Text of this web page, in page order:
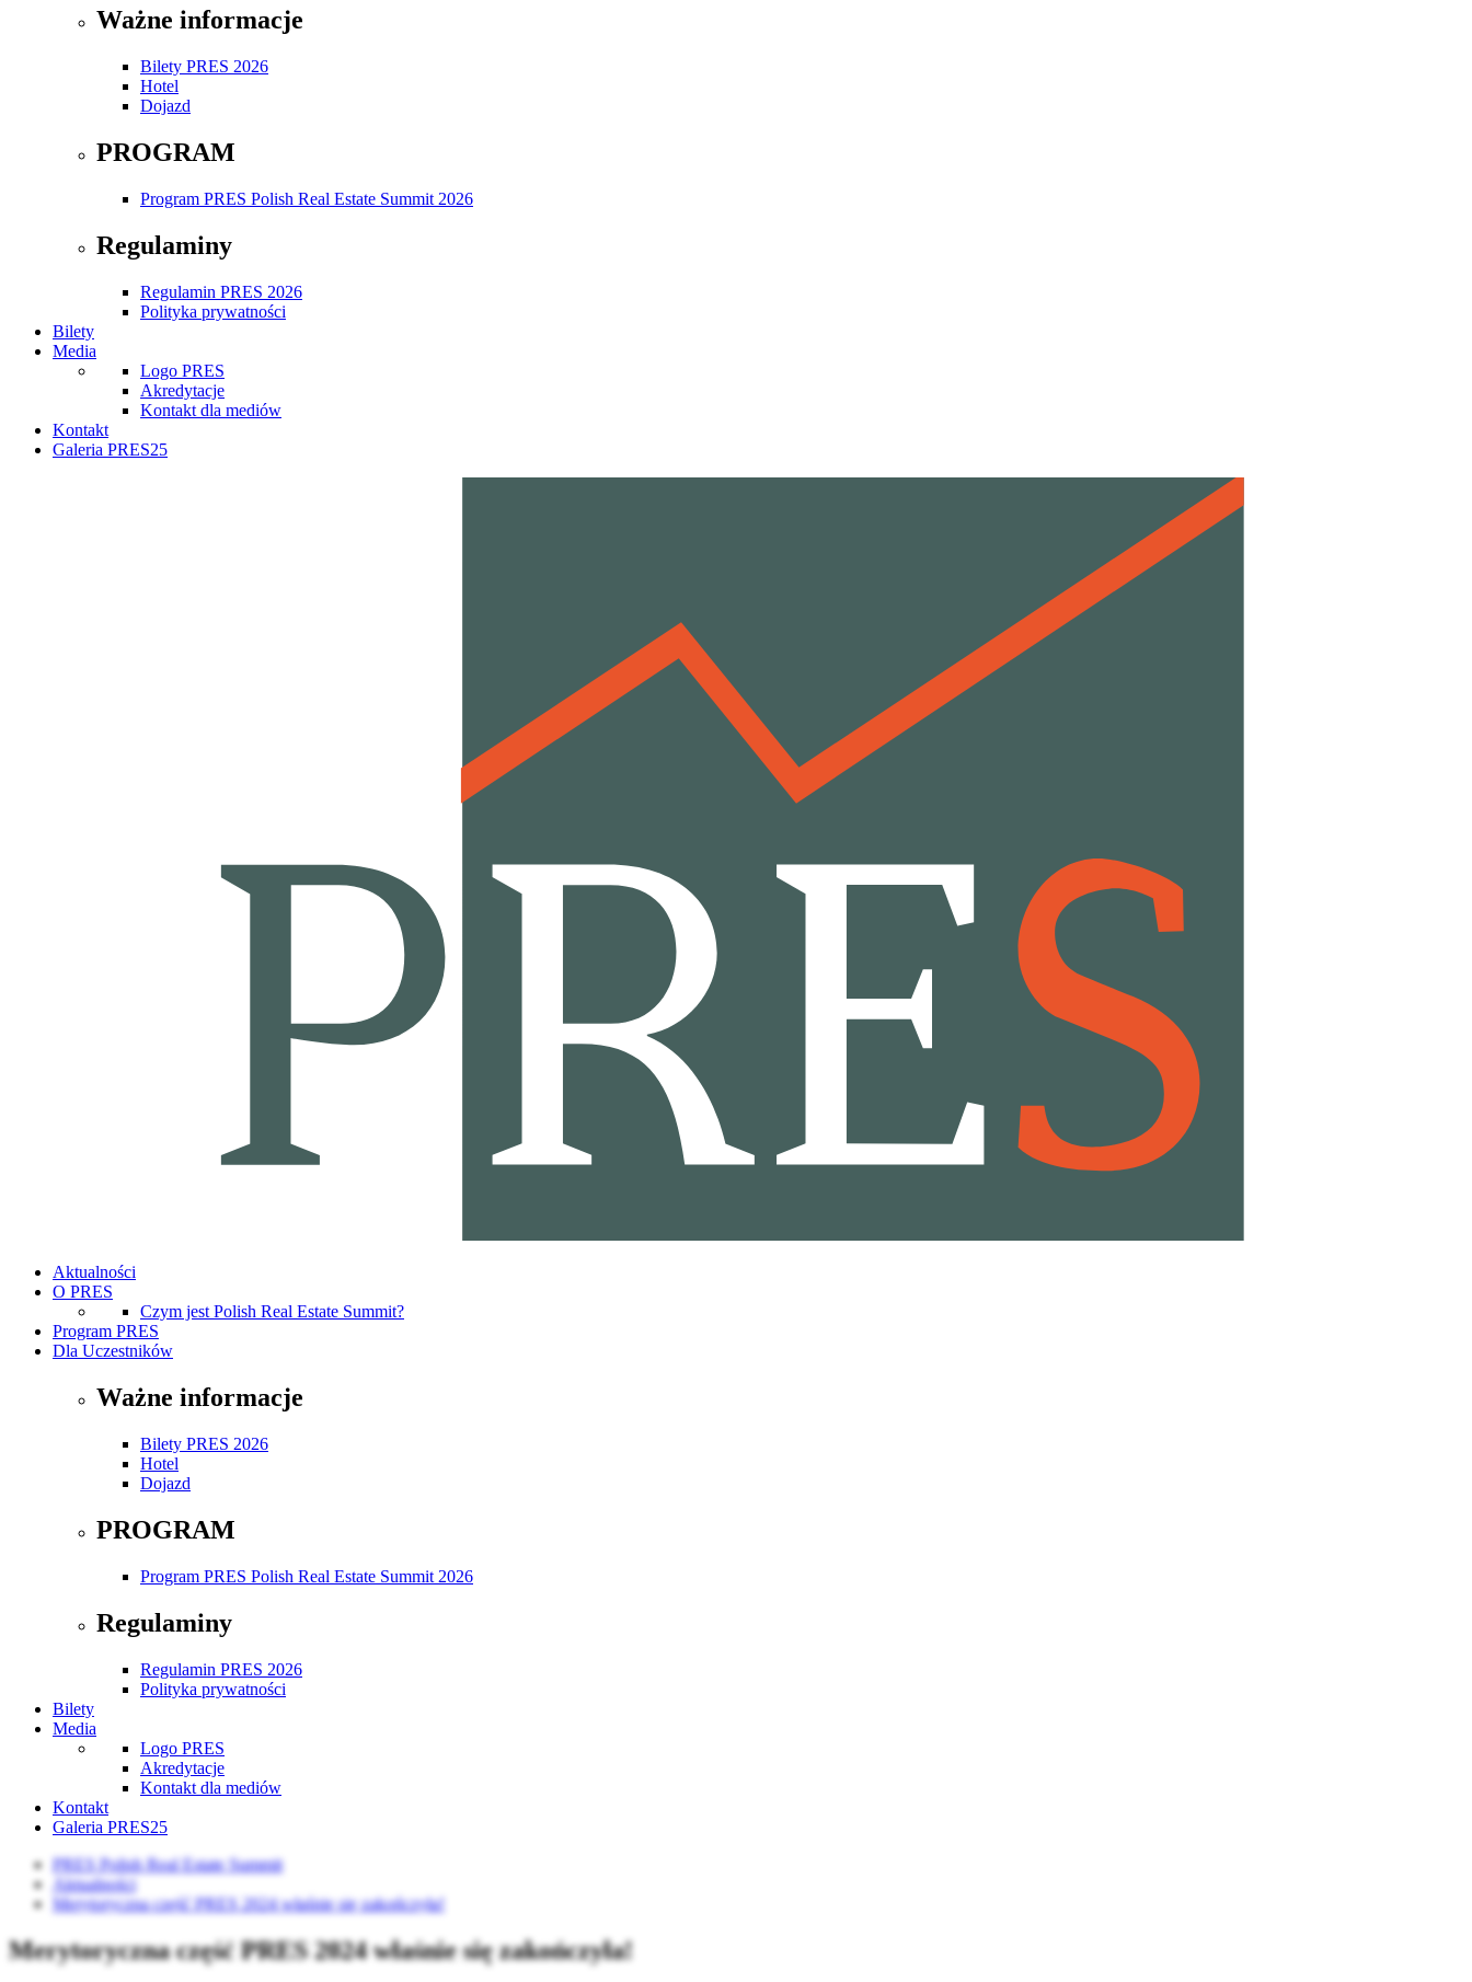
Ważne informacje
Bilety PRES 2026
Hotel
Dojazd
PROGRAM
Program PRES Polish Real Estate Summit 2026
Regulaminy
Regulamin PRES 2026
Polityka prywatności
Bilety
Media
Logo PRES
Akredytacje
Kontakt dla mediów
Kontakt
Galeria PRES25
Aktualności
O PRES
Czym jest Polish Real Estate Summit?
Program PRES
Dla Uczestników
Ważne informacje
Bilety PRES 2026
Hotel
Dojazd
PROGRAM
Program PRES Polish Real Estate Summit 2026
Regulaminy
Regulamin PRES 2026
Polityka prywatności
Bilety
Media
Logo PRES
Akredytacje
Kontakt dla mediów
Kontakt
Galeria PRES25
PRES Polish Real Estate Summit
Aktualności
Merytoryczna część PRES 2024 właśnie się zakończyła!
Merytoryczna część PRES 2024 właśnie się zakończyła!